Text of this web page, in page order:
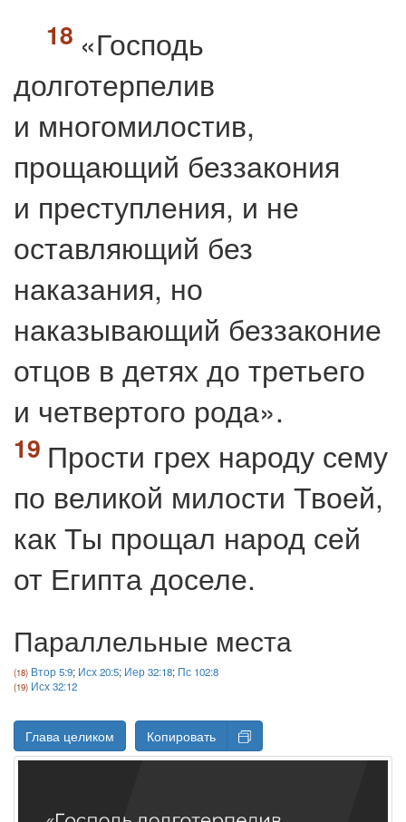
«Господь
долготерпелив
и многомилостив,
прощающий беззакония
и преступления, и не
оставляющий без
наказания, но
наказывающий беззаконие
отцов в детях до третьего
и четвертого рода».
Прости грех народу сему
по великой милости Твоей,
как Ты прощал народ сей
от Египта доселе.
Параллельные места
Втор 5:9; Исх 20:5; Иер 32:18; Пс 102:8
Исх 32:12
Глава целиком Копировать